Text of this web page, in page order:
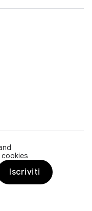
cookies
Iscriviti